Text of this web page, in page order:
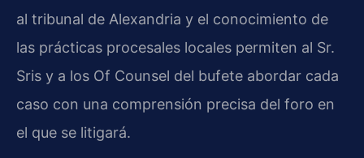
al tribunal de Alexandria y el conocimiento de
las prácticas procesales locales permiten al Sr.
Sris y a los Of Counsel del bufete abordar cada
caso con una comprensión precisa del foro en
el que se litigará.